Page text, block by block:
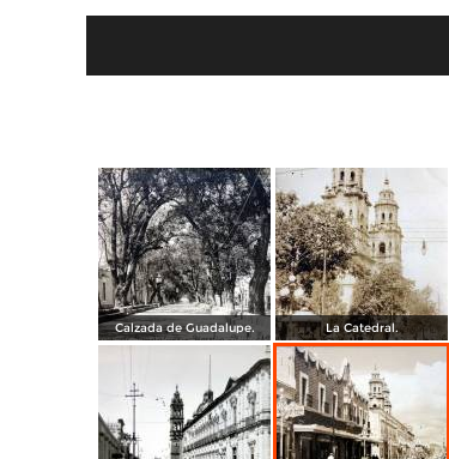
Calzada de Guadalupe. La Catedral.